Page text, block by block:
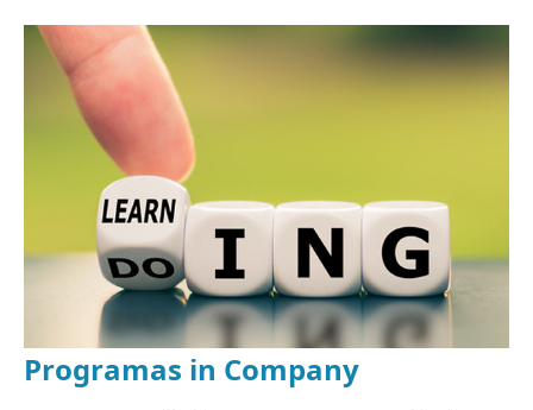
Programas in Company